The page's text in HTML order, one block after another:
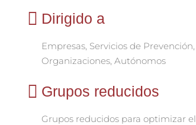
Dirigido a
Empresas, Servicios de Prevención,
Organizaciones, Autónomos
Grupos reducidos
Grupos reducidos para optimizar el